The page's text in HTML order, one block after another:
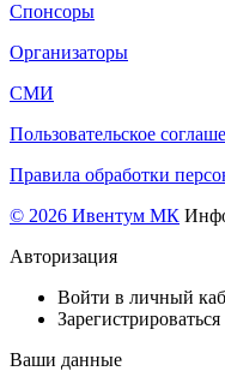
Спонсоры
Организаторы
СМИ
Пользовательское
Правила обработки
© 2026 Ивентум МК
Авторизация
Войти в личный
Зарегистрироваться
Ваши данные